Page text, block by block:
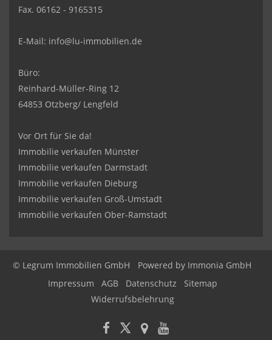
Fax. 06162 - 9165315
E-Mail: info@lu-immobilien.de
Büro:
Reinhard-Müller-Ring 12
64853 Otzberg/ Lengfeld
Vor Ort für Sie da!
Immobilie verkaufen Münster
Immobilie verkaufen Darmstadt
Immobilie verkaufen Dieburg
Immobilie verkaufen Groß-Umstadt
Immobilie verkaufen Ober-Ramstadt
© Legrum Immobilien GmbH Powered by Immonia GmbH
Impressum
AGB Datenschutz
Sitemap
Widerrufsbelehrung